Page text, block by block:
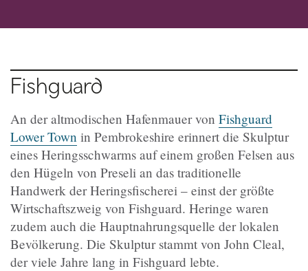
Fishguard
An der altmodischen Hafenmauer von Fishguard
Lower Town in Pembrokeshire erinnert die Skulptur
eines Heringsschwarms auf einem großen Felsen aus
den Hügeln von Preseli an das traditionelle
Handwerk der Heringsfischerei – einst der größte
Wirtschaftszweig von Fishguard. Heringe waren
zudem auch die Hauptnahrungsquelle der lokalen
Bevölkerung. Die Skulptur stammt von John Cleal,
der viele Jahre lang in Fishguard lebte.